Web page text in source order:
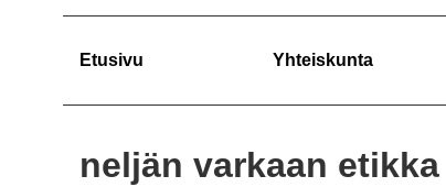
Etusivu Yhteiskunta
neljän varkaan etikka